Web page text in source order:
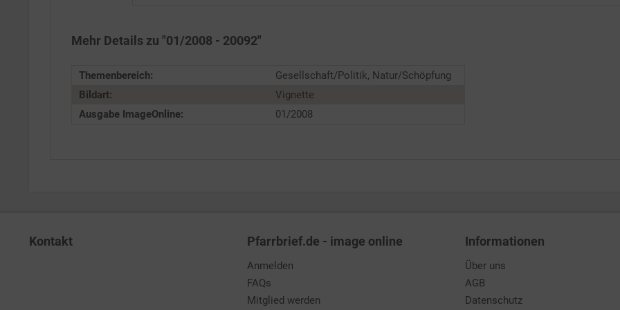
Mehr Details zu "01/2008 - 20092"
Themenbereich:
Gesellschaft/Politik, Natur/Schöpfung
Bildart:
Vignette
Ausgabe ImageOnline:
01/2008
Kontakt Pfarrbrief.de - image online
Anmelden
FAQs
Mitglied werden
Informationen
Über uns
AGB
Datenschutz
Service